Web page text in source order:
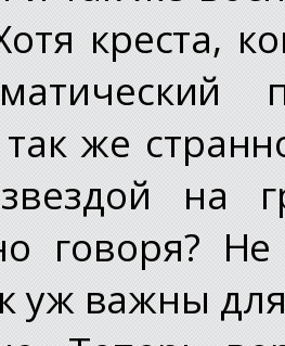
креста,
же
на
говоря?
уж важны